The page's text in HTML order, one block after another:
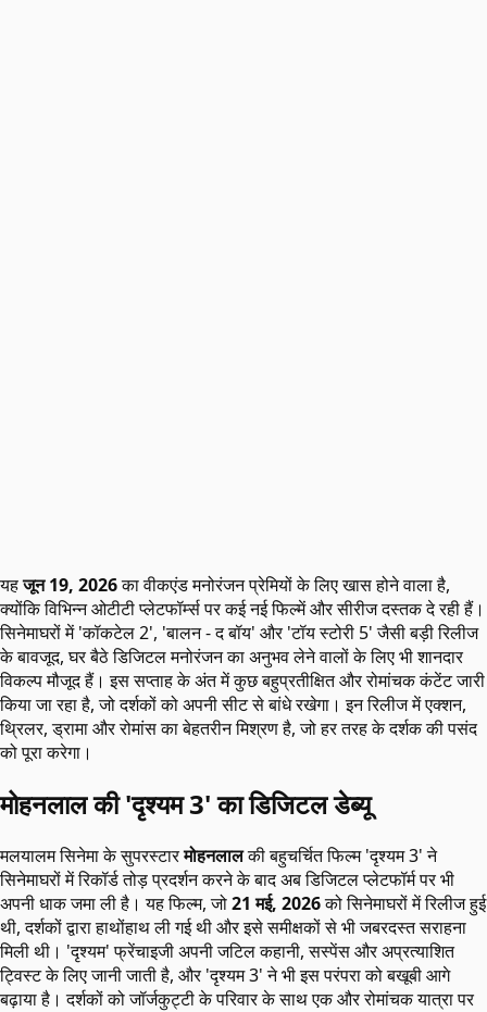
यहजून 19, 2026का वीकएंड मनोरंजन प्रेमियों के लिए खास होने वाला है,
क्योंकि विभिन्न ओटीटी प्लेटफॉर्म्स पर कई नई फिल्में और सीरीज दस्तक दे रही हैं।
सिनेमाघरों में 'कॉकटेल 2', 'बालन - द बॉय' और 'टॉय स्टोरी 5' जैसी बड़ी रिलीज
के बावजूद, घर बैठे डिजिटल मनोरंजन का अनुभव लेने वालों के लिए भी शानदार
विकल्प मौजूद हैं। इस सप्ताह के अंत में कुछ बहुप्रतीक्षित और रोमांचक कंटेंट जारी
किया जा रहा है, जो दर्शकों को अपनी सीट से बांधे रखेगा। इन रिलीज में एक्शन,
थ्रिलर, ड्रामा और रोमांस का बेहतरीन मिश्रण है, जो हर तरह के दर्शक की पसंद
को पूरा करेगा।
मोहनलाल की 'दृश्यम 3' का डिजिटल डेब्यू
मलयालम सिनेमा के सुपरस्टारमोहनलालकी बहुचर्चित फिल्म 'दृश्यम 3' ने
सिनेमाघरों में रिकॉर्ड तोड़ प्रदर्शन करने के बाद अब डिजिटल प्लेटफॉर्म पर भी
अपनी धाक जमा ली है। यह फिल्म, जो21 मई, 2026को सिनेमाघरों में रिलीज हुई
थी, दर्शकों द्वारा हाथोंहाथ ली गई थी और इसे समीक्षकों से भी जबरदस्त सराहना
मिली थी। 'दृश्यम' फ्रेंचाइजी अपनी जटिल कहानी, सस्पेंस और अप्रत्याशित
ट्विस्ट के लिए जानी जाती है, और 'दृश्यम 3' ने भी इस परंपरा को बखूबी आगे
बढ़ाया है। दर्शकों को जॉर्जकुट्टी के परिवार के साथ एक और रोमांचक यात्रा पर